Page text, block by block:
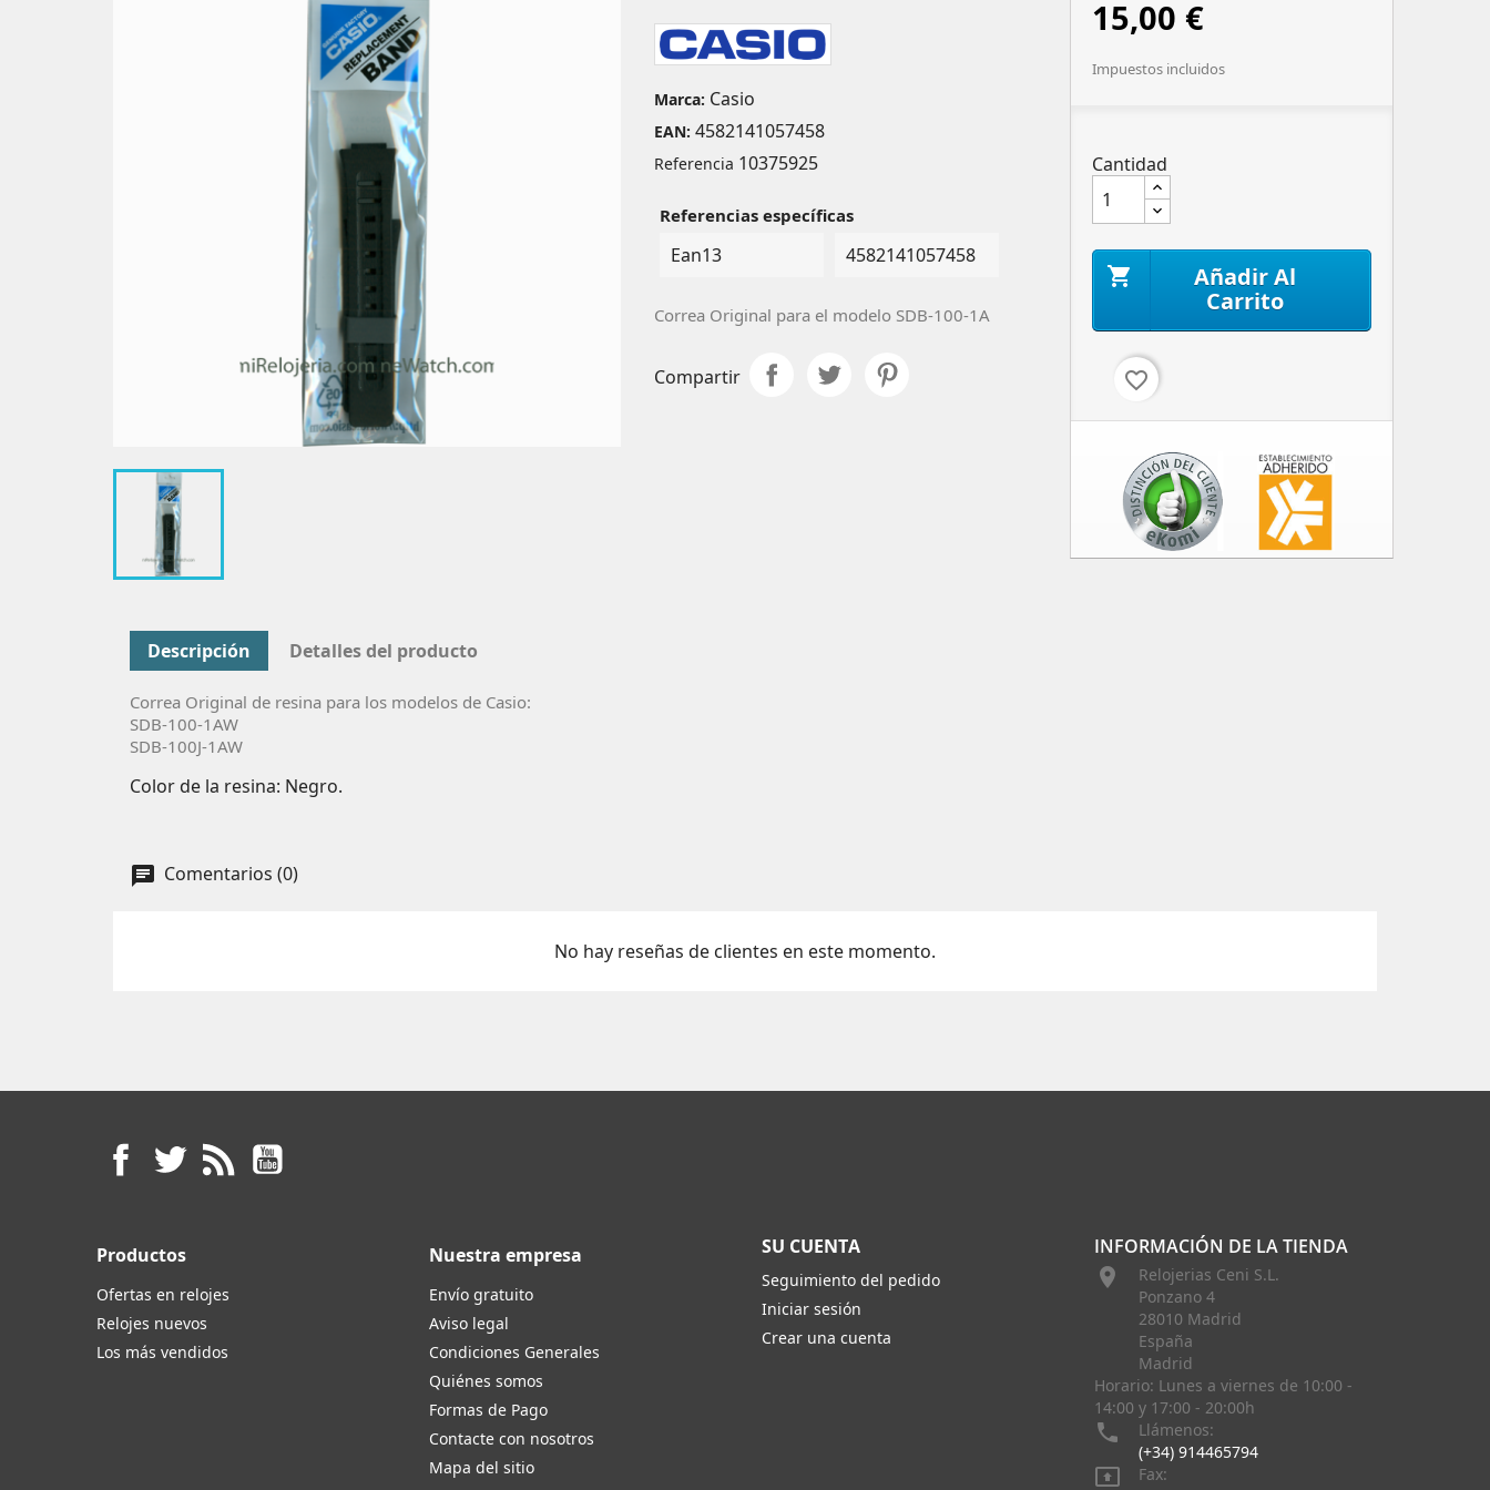
Marca: Casio
EAN: 4582141057458
Referencia 10375925
Referencias específicas
Ean13 4582141057458
Correa Original para el modelo SDB-100-1A
Compartir
15,00 €
Impuestos incluidos
Cantidad

Añadir Al
Carrito
favorite_border
Descripción Detalles del producto
Correa Original de resina para los modelos de Casio:
SDB-100-1AW
SDB-100J-1AW
Color de la resina: Negro.
Comentarios (0)
No hay reseñas de clientes en este momento.
Facebook
Twitter Rss
Productos
Ofertas en relojes
Relojes nuevos
Los más vendidos
Nuestra empresa
Envío gratuito
Aviso legal
Condiciones Generales
Quiénes somos
Formas de Pago
Contacte con nosotros
Mapa del sitio
SU CUENTA
Seguimiento del pedido
Iniciar sesión
Crear una cuenta
INFORMACIÓN DE LA TIENDA

Relojerias Ceni S.L.
Ponzano 4
28010 Madrid
España
Madrid
Horario: Lunes a viernes de 10:00 -
14:00 y 17:00 - 20:00h

Llámenos:
(+34) 914465794

Fax: